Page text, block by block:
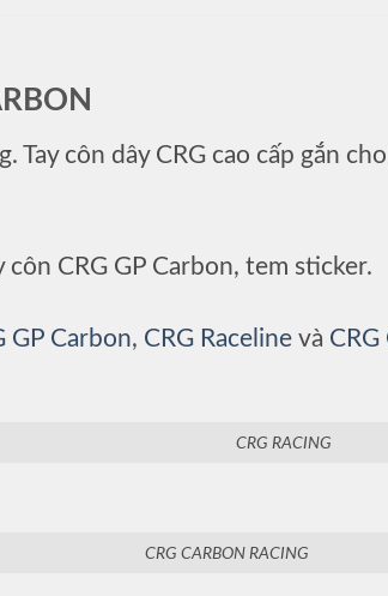
Tay côn dây CRG cao cấp gắn
CRG GP Carbon, tem sticker.
GP Carbon, CRG Raceline và CRG
CRG RACING
CRG CARBON RACING